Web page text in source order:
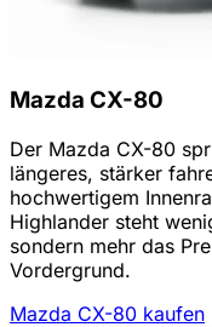
Mazda CX-80
Der Mazda CX-80
längeres, stärker
hochwertigem
Highlander steht
sondern mehr das
Vordergrund.
Mazda CX-80 kaufen